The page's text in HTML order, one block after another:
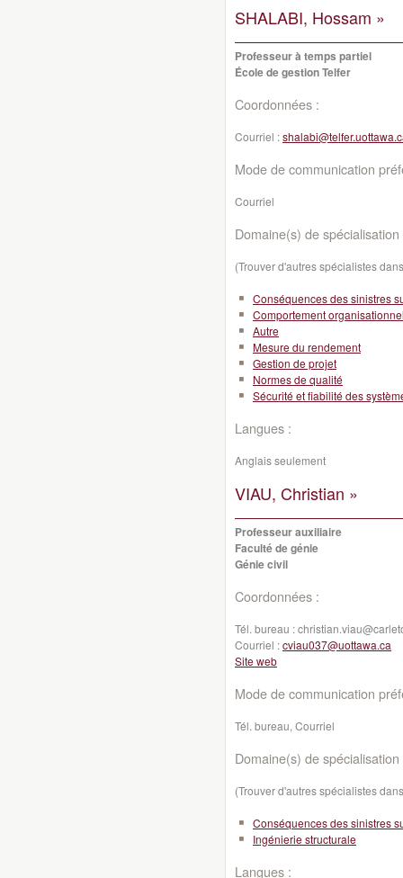
SHALABI, Hossam »
Professeur à temps partiel
École de gestion Telfer
Coordonnées :
Courriel :
Mode de communication
Courriel
Domaine(s) de spécialisation
(Trouver d'autres spécialistes
Conséquences des sinistres
Comportement
Autre
Mesure du rendement
Gestion de projet
Normes de qualité
Sécurité et fiabilité des
Langues :
Anglais seulement
VIAU, Christian »
Professeur auxiliaire
Faculté de génie
Génie civil
Coordonnées :
Tél. bureau :
Courriel :cviau037@uottawa.ca
Site web
Mode de communication
Tél. bureau, Courriel
Domaine(s) de spécialisation
(Trouver d'autres spécialistes
Conséquences des sinistres
Ingénierie structurale
Langues :